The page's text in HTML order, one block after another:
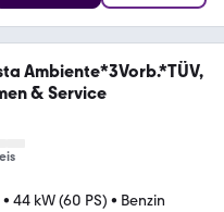
Ambiente*3Vorb.*TÜV,
& Service
• 44 kW (60 PS) • Benzin